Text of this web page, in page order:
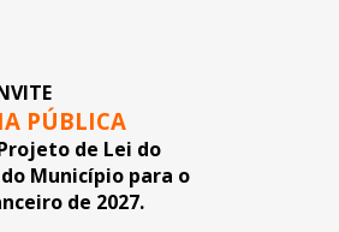
PÚBLICA
de Lei do
Município para o
de 2027.